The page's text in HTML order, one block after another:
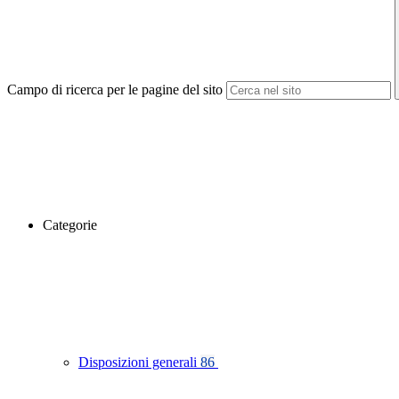
Campo di ricerca per le pagine del sito
Categorie
Disposizioni generali 86